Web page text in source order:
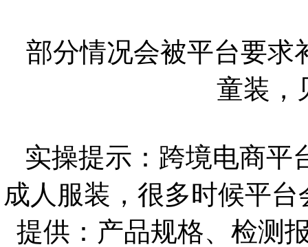
部分情况会被平台要求
童装，
实操提示：跨境电商平
成人服装，很多时候平
提供：产品规格、检测